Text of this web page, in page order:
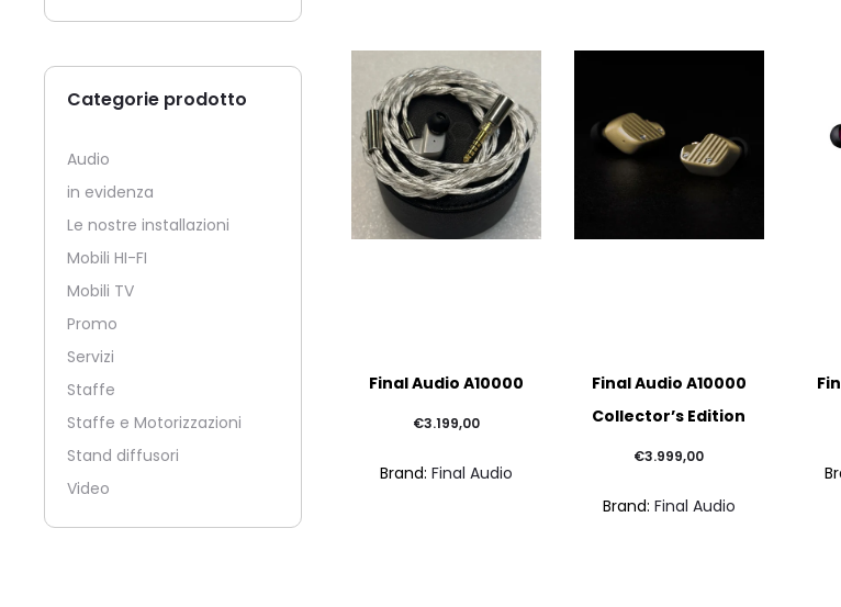
Final Audio A10000
€3.199,00
Brand: Final Audio
Final Audio A10000
Collector’s Edition
€3.999,00
Brand: Final Audio
Categorie prodotto
Audio
in evidenza
Le nostre installazioni
Mobili HI-FI
Mobili TV
Promo
Servizi
Staffe
Staffe e Motorizzazioni
Stand diffusori
Video